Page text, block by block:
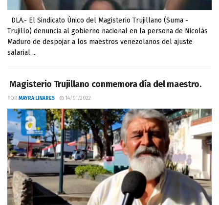
DLA.- El Sindicato Único del Magisterio Trujillano (Suma -
Trujillo) denuncia al gobierno nacional en la persona de Nicolás
Maduro de despojar a los maestros venezolanos del ajuste
salarial ...
Magisterio Trujillano conmemora día del maestro.
POR MAYRA LINARES 14/01/2022